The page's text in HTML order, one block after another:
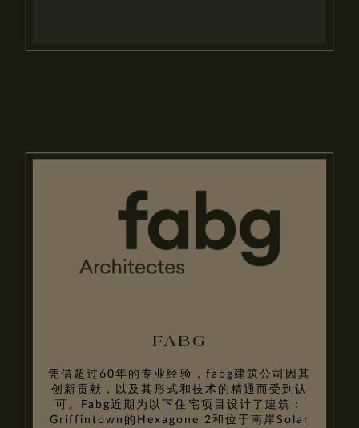
FABG
凭借超过60年的专业经验，fabg建筑公司因其
创新贡献，以及其形式和技术的精通而受到认
可。Fabg近期为以下住宅项目设计了建筑：
Griffintown的Hexagone 2和位于南岸Solar